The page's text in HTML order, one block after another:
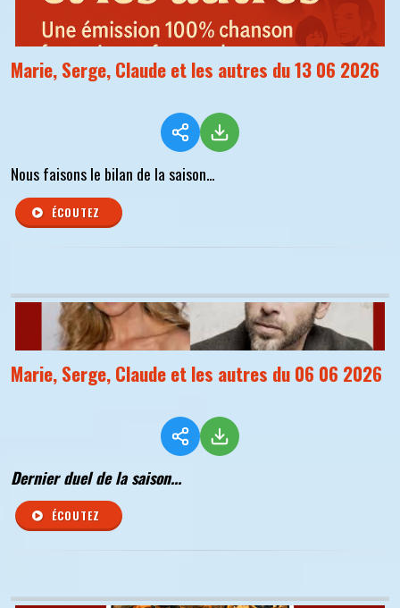
Marie, Serge, Claude et les autres du 13 06 2026
Nous faisons le bilan de la saison...
ÉCOUTEZ
Marie, Serge, Claude et les autres du 06 06 2026
Dernier duel de la saison...
ÉCOUTEZ